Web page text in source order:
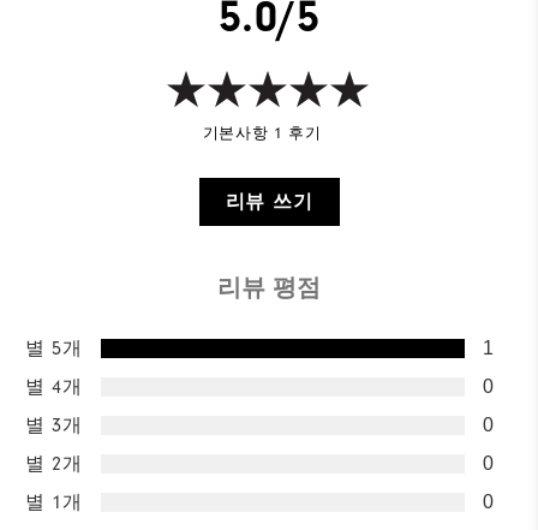
5.0/5
기본사항 1 후기
리뷰 쓰기
리뷰 평점
별 5개 1
별 4개 0
별 3개 0
별 2개 0
별 1개 0